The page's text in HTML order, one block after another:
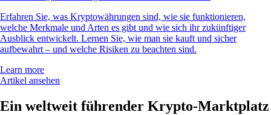
Erfahren Sie, was Kryptowährungen sind, wie sie funktionieren,
welche Merkmale und Arten es gibt und wie sich ihr zukünftiger
Ausblick entwickelt. Lernen Sie, wie man sie kauft und sicher
aufbewahrt – und welche Risiken zu beachten sind.
Learn more
Artikel ansehen
Ein weltweit führender Krypto-Marktplatz